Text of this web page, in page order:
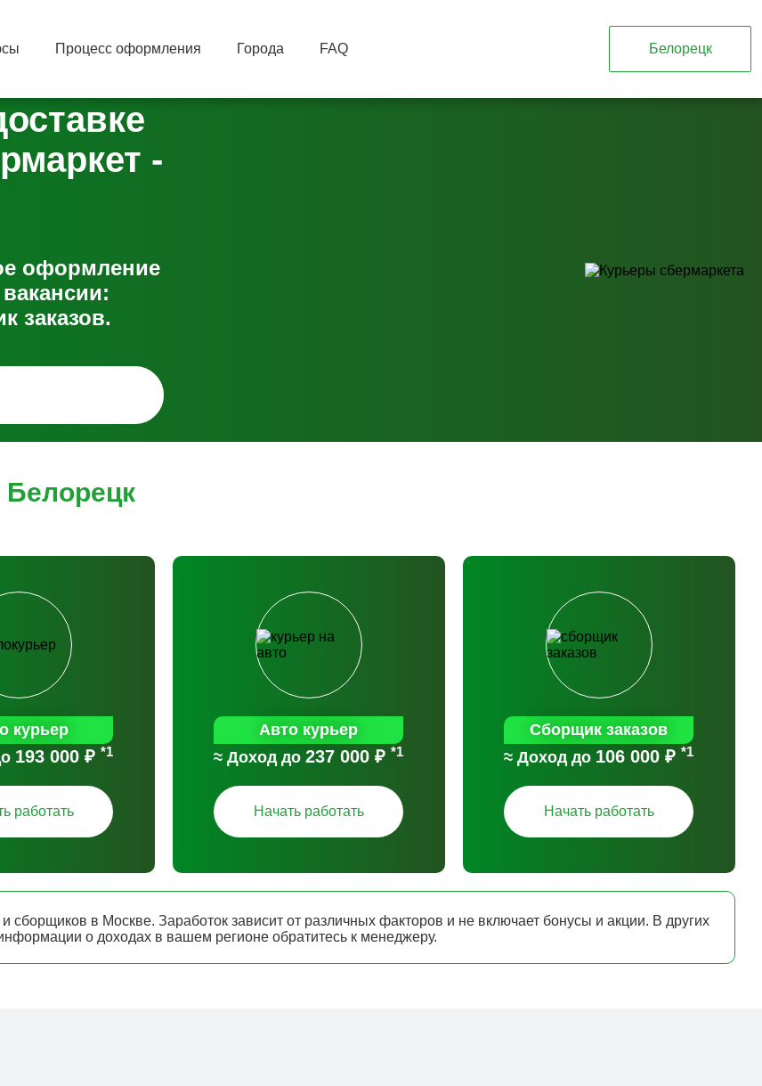
Процесс оформления Города FAQ Белорецк
-
оформление
заказов.
Белорецк
курьер
193 000 ₽*1
работать
Авто курьер
≈ Доход до237 000 ₽*1
Начать работать
Сборщик заказов
≈ Доход до 106 000 ₽*1
Начать работать
сборщиков в Москве. Заработок зависит от различных факторов и не включает бонусы и акции. В других
о доходах в вашем регионе обратитесь к менеджеру.